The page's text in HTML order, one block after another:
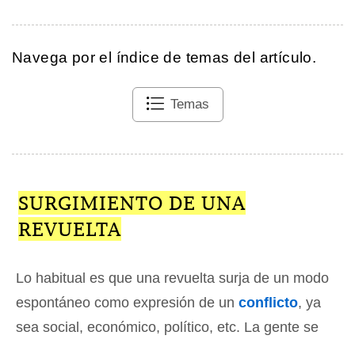
Navega por el índice de temas del artículo.
Temas
SURGIMIENTO DE UNA
REVUELTA
Lo habitual es que una revuelta surja de un modo
espontáneo como expresión de un conflicto, ya
sea social, económico, político, etc. La gente se